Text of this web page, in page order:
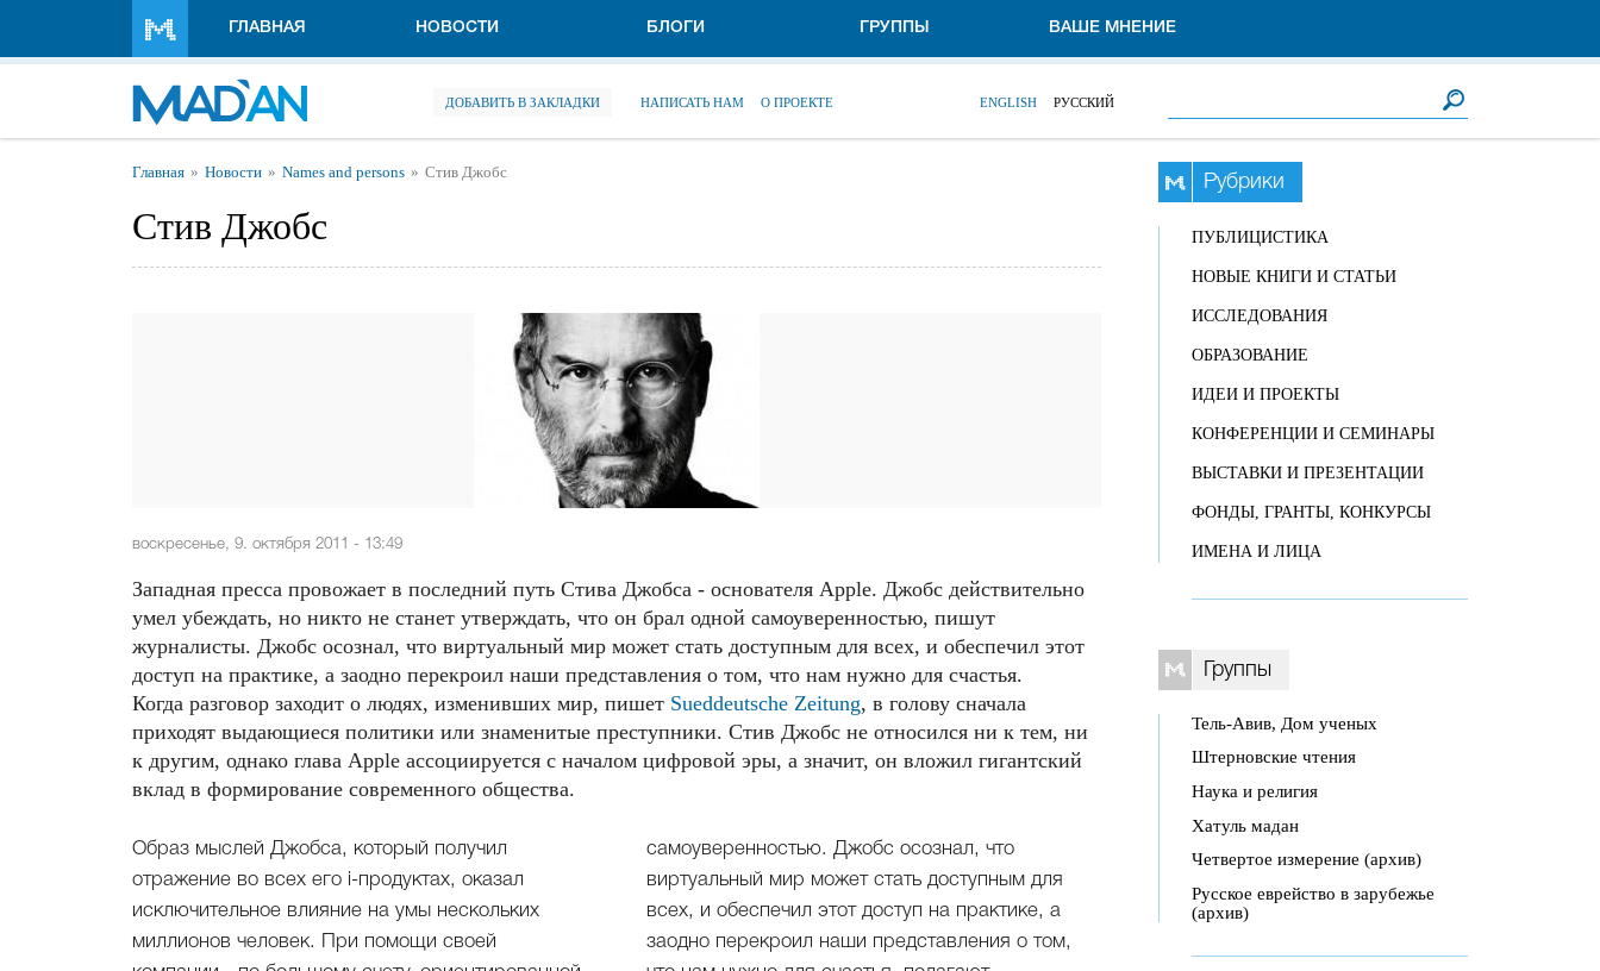
ГЛАВНАЯ НОВОСТИ БЛОГИ ГРУППЫ ВАШЕ МНЕНИЕ
ДОБАВИТЬ В ЗАКЛАДКИ НАПИСАТЬ НАМ О ПРОЕКТЕ ENGLISH РУССКИЙ
Вы здесь
Главная Новости Names and persons Стив Джобс
Стив Джобс
воскресенье, 9. октября 2011 - 13:49
Западная пресса провожает в последний путь Стива Джобса - основателя Apple. Джобс действительно
умел убеждать, но никто не станет утверждать, что он брал одной самоуверенностью, пишут
журналисты. Джобс осознал, что виртуальный мир может стать доступным для всех, и обеспечил этот
доступ на практике, а заодно перекроил наши представления о том, что нам нужно для счастья.
Когда разговор заходит о людях, изменивших мир, пишет Sueddeutsche Zeitung, в голову сначала
приходят выдающиеся политики или знаменитые преступники. Стив Джобс не относился ни к тем, ни
к другим, однако глава Apple ассоциируется с началом цифровой эры, а значит, он вложил гигантский
вклад в формирование современного общества.
Образ мыслей Джобса, который получил
отражение во всех его i-продуктах, оказал
исключительное влияние на умы нескольких
миллионов человек. При помощи своей
самоуверенностью. Джобс осознал, что
виртуальный мир может стать доступным для
всех, и обеспечил этот доступ на практике, а
заодно перекроил наши представления о том,
Рубрики
ПУБЛИЦИСТИКА
НОВЫЕ КНИГИ И СТАТЬИ
ИССЛЕДОВАНИЯ
ОБРАЗОВАНИЕ
ИДЕИ И ПРОЕКТЫ
КОНФЕРЕНЦИИ И СЕМИНАРЫ
ВЫСТАВКИ И ПРЕЗЕНТАЦИИ
ФОНДЫ, ГРАНТЫ, КОНКУРСЫ
ИМЕНА И ЛИЦА
Группы
Тель-Авив, Дом ученых
Штерновские чтения
Наука и религия
Хатуль мадан
Четвертое измерение (архив)
Русское еврейство в зарубежье
(архив)